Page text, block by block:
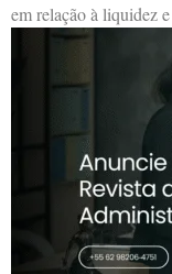
em relação à liquidez